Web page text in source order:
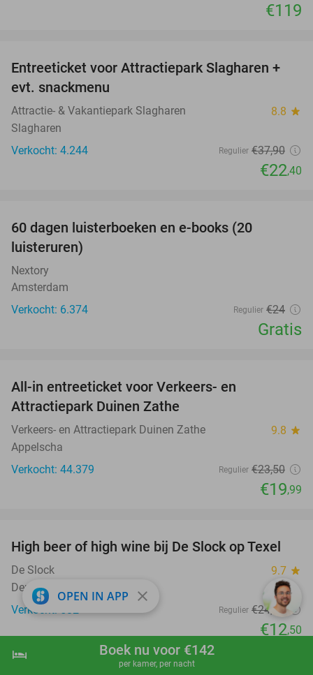
shopping_cart Boek nu
hotel Boek nu voor €142
per kamer, per nacht
€119
41%
Entreeticket voor Attractiepark Slagharen +
evt. snackmenu
Attractie- & Vakantiepark Slagharen 8.8 star
Slagharen
Verkocht: 4.244
Regulier €37,90
€22,40
60 dagen luisterboeken en e-books (20
luisteruren)
Nextory
Amsterdam
Verkocht: 6.374
Regulier €24
Gratis
All-in entreeticket voor Verkeers- en
Attractiepark Duinen Zathe
Verkeers- en Attractiepark Duinen Zathe 9.8 star
Appelscha
Verkocht: 44.379
Regulier €23,50
€19,99
49%
High beer of high wine bij De Slock op Texel
De Slock 9.7 star
Den Burg
Verkocht: 582
Regulier €24 ,50
€12,50
OPEN IN APP close